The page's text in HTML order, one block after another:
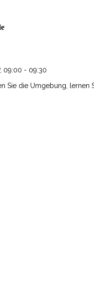
09:00 - 09:30
Sie die Umgebung, lernen